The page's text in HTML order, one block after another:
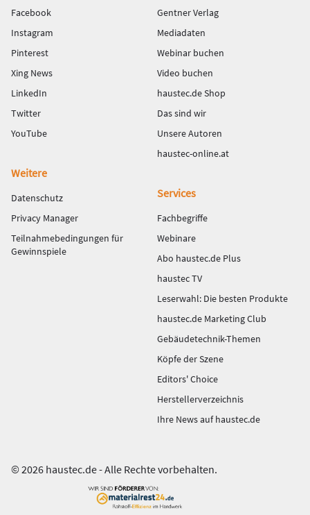
Facebook
Instagram
Pinterest
Xing News
LinkedIn
Twitter
YouTube
Gentner Verlag
Mediadaten
Webinar buchen
Video buchen
haustec.de Shop
Das sind wir
Unsere Autoren
haustec-online.at
Weitere
Datenschutz
Privacy Manager
Teilnahmebedingungen für
Gewinnspiele
Services
Fachbegriffe
Webinare
Abo haustec.de Plus
haustec TV
Leserwahl: Die besten Produkte
haustec.de Marketing Club
Gebäudetechnik-Themen
Köpfe der Szene
Editors' Choice
Herstellerverzeichnis
Ihre News auf haustec.de
© 2026 haustec.de - Alle Rechte vorbehalten.